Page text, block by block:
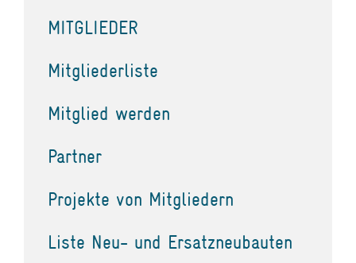
MITGLIEDER
Mitgliederliste
Mitglied werden
Partner
Projekte von Mitgliedern
Liste Neu- und Ersatzneubauten